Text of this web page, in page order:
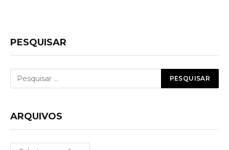
PESQUISAR
ARQUIVOS
Arquivos